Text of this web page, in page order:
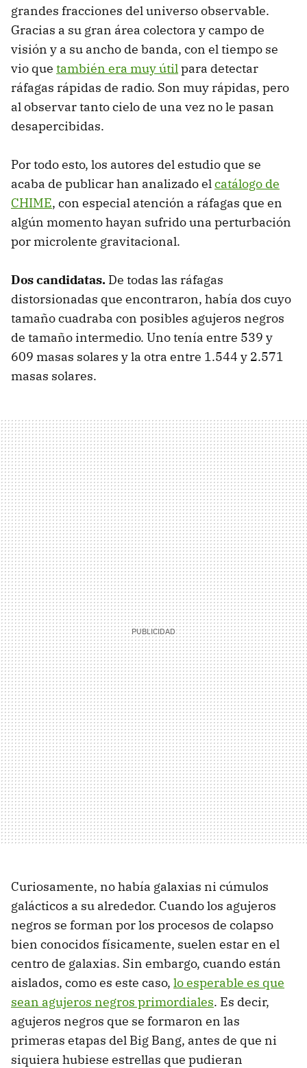
grandes fracciones del universo observable.
Gracias a su gran área colectora y campo de
visión y a su ancho de banda, con el tiempo se
vio que también era muy útilpara detectar
ráfagas rápidas de radio. Son muy rápidas, pero
al observar tanto cielo de una vez no le pasan
desapercibidas.
Por todo esto, los autores del estudio que se
acaba de publicar han analizado elcatálogo de
CHIME, con especial atención a ráfagas que en
algún momento hayan sufrido una perturbación
por microlente gravitacional.
Dos candidatas. De todas las ráfagas
distorsionadas que encontraron, había dos cuyo
tamaño cuadraba con posibles agujeros negros
de tamaño intermedio. Uno tenía entre 539 y
609 masas solares y la otra entre 1.544 y 2.571
masas solares.
Curiosamente, no había galaxias ni cúmulos
galácticos a su alrededor. Cuando los agujeros
negros se forman por los procesos de colapso
bien conocidos físicamente, suelen estar en el
centro de galaxias. Sin embargo, cuando están
aislados, como es este caso, lo esperable es que
sean agujeros negros primordiales. Es decir,
agujeros negros que se formaron en las
primeras etapas del Big Bang, antes de que ni
siquiera hubiese estrellas que pudieran